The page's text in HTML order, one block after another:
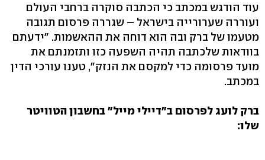
עוד הודגש במכתב כי הכתבה סוקרה ברחבי העולם
ועוררה שערורייה בישראל – שגררה פרסום תגובה
מטעמו של ברק ובה הוא דוחה את ההאשמות. "ידעתם
בוודאות שלכתבה תהיה השפעה כזו ותזמנתם את
מועד פרסומה כדי למקסם את הנזק", טענו עורכי הדין
במכתב.
ברק לועג לפרסום ב"דיילי מייל" בחשבון הטוויטר
שלו: